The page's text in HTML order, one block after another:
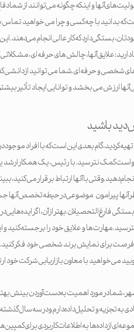
آنها و اینکه چگونه می‌توانند از شما
که بدانید با چه کسی و چرا می خواهید
بستگی دارد که کار عالی انجام می‌دهند.
علایق آنها، چالش های حرفه ای،
شخصی و حرفه ای.شما می توانید از دانشی که
ارزش می بخشد و توانایی ایجاد تأثیر
دید باشید
کردید، گام بعدی این است که با افراد
کمک نترسید. با رئیس، یک همکار
دهید.وقتی با آنها ارتباط برقرار می کنید،
آنها پیرامون موضوعی در حیطه تخصص آنها
فارغ‌التحصیلان.بهتر از آن، اگر
نترسید. مهارت ها و علایق خود را برجسته
فرصت برای نمایش برند شخصی خود فکر کنید.
می‌خواهید با معاون بازاریابی شرکت
شما در مورد اهمیت به دست آوردن بینش
تجزیه و تحلیل داده دارم و در سه سال گذشته
از داده‌ها به اطلاعات کاربردی برای